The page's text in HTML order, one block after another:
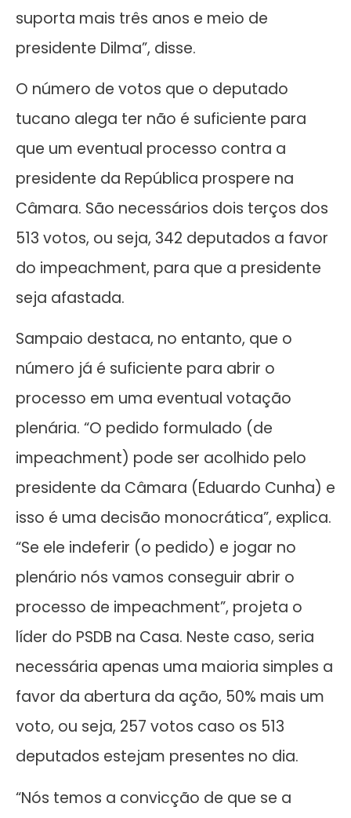
suporta mais três anos e meio de
presidente Dilma”, disse.
O número de votos que o deputado
tucano alega ter não é suficiente para
que um eventual processo contra a
presidente da República prospere na
Câmara. São necessários dois terços dos
513 votos, ou seja, 342 deputados a favor
do impeachment, para que a presidente
seja afastada.
Sampaio destaca, no entanto, que o
número já é suficiente para abrir o
processo em uma eventual votação
plenária. “O pedido formulado (de
impeachment) pode ser acolhido pelo
presidente da Câmara (Eduardo Cunha) e
isso é uma decisão monocrática”, explica.
“Se ele indeferir (o pedido) e jogar no
plenário nós vamos conseguir abrir o
processo de impeachment”, projeta o
líder do PSDB na Casa. Neste caso, seria
necessária apenas uma maioria simples a
favor da abertura da ação, 50% mais um
voto, ou seja, 257 votos caso os 513
deputados estejam presentes no dia.
“Nós temos a convicção de que se a